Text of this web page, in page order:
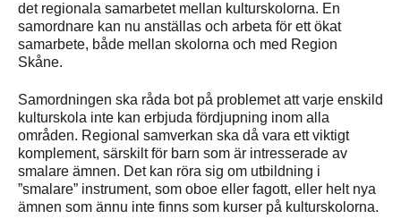
det regionala samarbetet mellan kulturskolorna. En
samordnare kan nu anställas och arbeta för ett ökat
samarbete, både mellan skolorna och med Region
Skåne.
Samordningen ska råda bot på problemet att varje enskild
kulturskola inte kan erbjuda fördjupning inom alla
områden. Regional samverkan ska då vara ett viktigt
komplement, särskilt för barn som är intresserade av
smalare ämnen. Det kan röra sig om utbildning i
”smalare” instrument, som oboe eller fagott, eller helt nya
ämnen som ännu inte finns som kurser på kulturskolorna.